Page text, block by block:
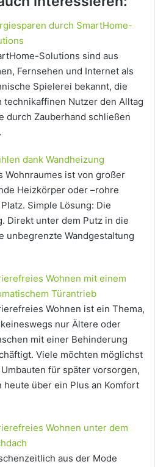
durch SmartHome-
Solutions sind aus
Fernsehen und Internet als
Spielerei bekannt, die
technikaffinen Nutzer den Alltag
durch Zauberhand schließen
dank Wandheizung
Wohnraumes ist von großer
Heizkörper oder –rohre
Simple Lösung: Die
Direkt unter dem Putz in die
unbegrenzte Wandgestaltung
Wohnen mit einem
Türantrieb
Wohnen ist ein Thema,
nur Ältere oder
mit einer Behinderung
Viele möchten möglichst
für später vorsorgen,
über ein Plus an Komfort
Wohnen unter dem
aus der Mode